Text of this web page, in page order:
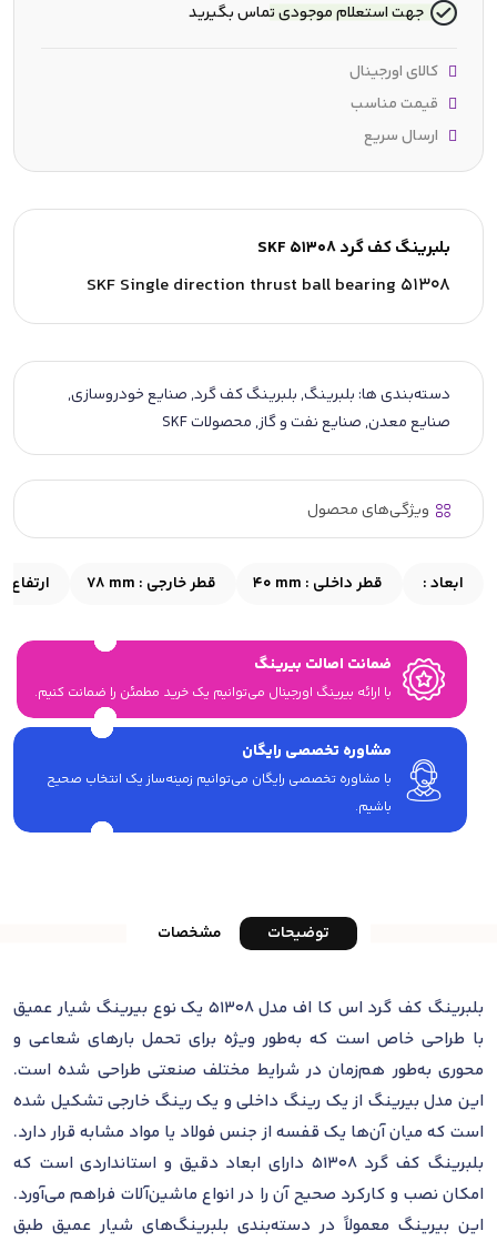
بلبرینگ کف گرد SKF 51308
SKF Single direction thrust ball bearing 51308
دسته‌بندی ها: بلبرینگ,بلبرینگ کف گرد,صنایع خودروسازی,
صنایع معدن,صنایع نفت و گاز,محصولات SKF
ویژگی‌های محصول
ابعاد : قطر داخلی : 40 mm قطر خارجی : 78 mm ارتفاع :
ضمانت اصالت بیرینگ
با ارائه بیرینگ اورجینال می‎‌توانیم یک خرید مطمئن را ضمانت کنیم.
مشاوره تخصصی رایگان
با مشاوره تخصصی رایگان می‌توانیم زمینه‌ساز یک انتخاب صحیح
باشیم.
جهت استعلام موجودی تماس بگیرید
کالای اورجینال
قیمت مناسب
ارسال سریع
توضیحات مشخصات
بلبرینگ کف گرد اس کا اف مدل 51308 یک نوع بیرینگ شیار عمیق
با طراحی خاص است که به‌طور ویژه برای تحمل بارهای شعاعی و
محوری به‌طور هم‌زمان در شرایط مختلف صنعتی طراحی شده است.
این مدل بیرینگ از یک رینگ داخلی و یک رینگ خارجی تشکیل شده
است که میان آن‌ها یک قفسه از جنس فولاد یا مواد مشابه قرار دارد.
بلبرینگ کف گرد 51308 دارای ابعاد دقیق و استانداردی است که
امکان نصب و کارکرد صحیح آن را در انواع ماشین‌آلات فراهم می‌آورد.
این بیرینگ معمولاً در دسته‌بندی بلبرینگ‌های شیار عمیق طبق